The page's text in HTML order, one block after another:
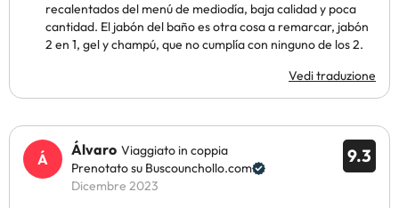
recalentados del menú de mediodía, baja calidad y poca
cantidad. El jabón del baño es otra cosa a remarcar, jabón
2 en 1, gel y champú, que no cumplía con ninguno de los 2.
Vedi traduzione
9.3
Álvaro Viaggiato in coppia
Prenotato su Buscounchollo.com
Dicembre 2023